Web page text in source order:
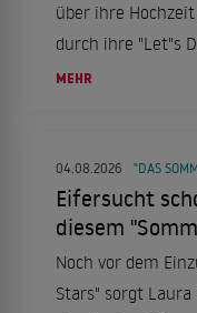
über ihre
durch ihre "Let"s
ins Bett trieb.
MEHR
04.08.2026
Eifersucht
diesem
Noch vor dem
Stars" sorgt